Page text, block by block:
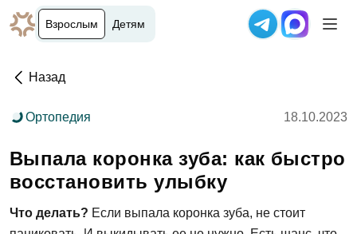
Взрослым Детям
Назад
Ортопедия 18.10.2023
Выпала коронка зуба: как быстро
восстановить улыбку
Что делать? Если выпала коронка зуба, не стоит